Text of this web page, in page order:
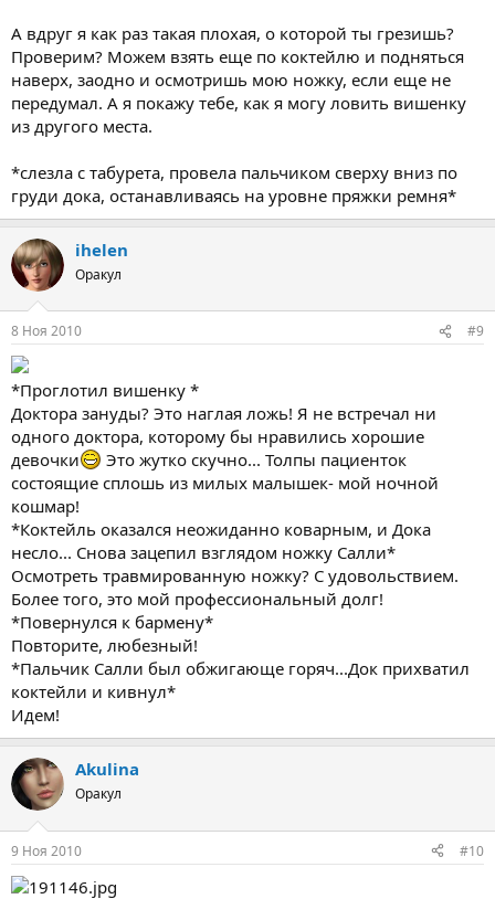
А вдруг я как раз такая плохая, о которой ты грезишь?
Проверим? Можем взять еще по коктейлю и подняться
наверх, заодно и осмотришь мою ножку, если еще не
передумал. А я покажу тебе, как я могу ловить вишенку
из другого места.
*слезла с табурета, провела пальчиком сверху вниз по
груди дока, останавливаясь на уровне пряжки ремня*
ihelen
Оракул
8 Ноя 2010 #9
*Проглотил вишенку *
Доктора зануды? Это наглая ложь! Я не встречал ни
одного доктора, которому бы нравились хорошие
девочки
Это жутко скучно... Толпы пациенток
состоящие сплошь из милых малышек- мой ночной
кошмар!
*Коктейль оказался неожиданно коварным, и Дока
несло... Снова зацепил взглядом ножку Салли*
Осмотреть травмированную ножку? С удовольствием.
Более того, это мой профессиональный долг!
*Повернулся к бармену*
Повторите, любезный!
*Пальчик Салли был обжигающе горяч...Док прихватил
коктейли и кивнул*
Идем!
Akulina
Оракул
9 Ноя 2010 #10